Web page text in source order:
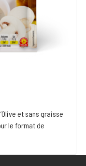
et sans graisse
le format de